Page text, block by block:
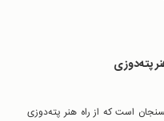
پته‌دوزی
است که از راه هنر پته‌دوزی